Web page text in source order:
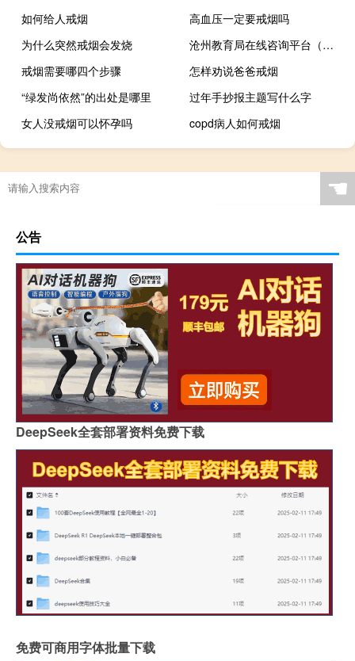
如何给人戒烟
高血压一定要戒烟吗
为什么突然戒烟会发烧
沧州教育局在线咨询平台（沧州教育局）
戒烟需要哪四个步骤
怎样劝说爸爸戒烟
“绿发尚依然”的出处是哪里
过年手抄报主题写什么字
女人没戒烟可以怀孕吗
copd病人如何戒烟
☚
公告
DeepSeek全套部署资料免费下载
免费可商用字体批量下载